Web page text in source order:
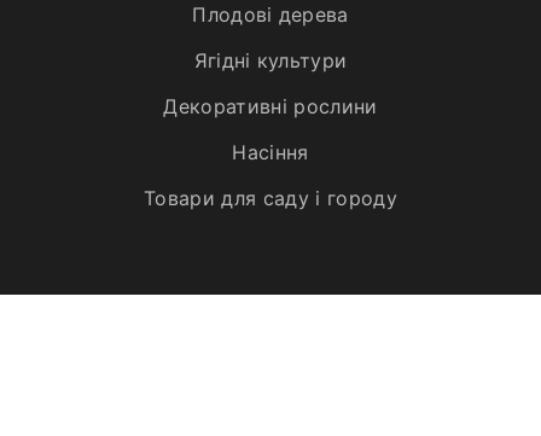
Плодові дерева
Ягідні культури
Декоративні рослини
Насіння
Товари для саду і городу